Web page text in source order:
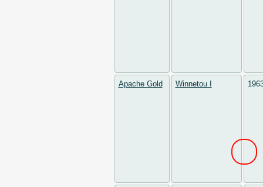
Apache Gold Winnetou I